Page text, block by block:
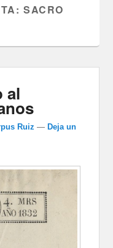
SACRO
al
Ruiz — Deja un